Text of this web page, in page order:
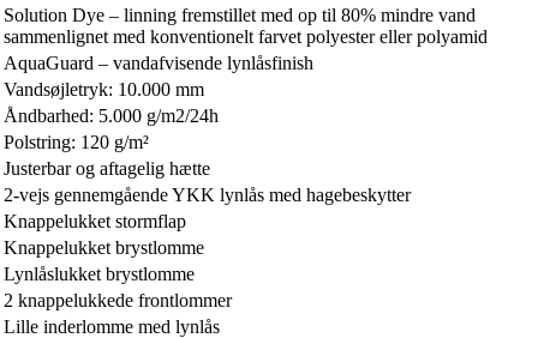
Solution Dye – linning fremstillet med op til 80% mindre vand
sammenlignet med konventionelt farvet polyester eller polyamid
AquaGuard – vandafvisende lynlåsfinish
Vandsøjletryk: 10.000 mm
Åndbarhed: 5.000 g/m2/24h
Polstring: 120 g/m²
Justerbar og aftagelig hætte
2-vejs gennemgående YKK lynlås med hagebeskytter
Knappelukket stormflap
Knappelukket brystlomme
Lynlåslukket brystlomme
2 knappelukkede frontlommer
Lille inderlomme med lynlås